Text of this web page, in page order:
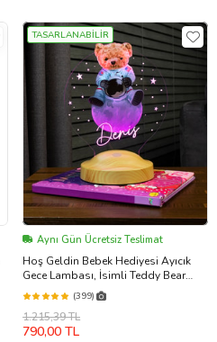
TASARLANABİLİR
Aynı Gün Ücretsiz Teslimat
Hoş Geldin Bebek Hediyesi Ayıcık
Gece Lambası, İsimli Teddy Bear
Doğum Günü Hediyesi, Çocuk Odası
Hediyesi Ayı Teddy Led Lamba
Aydınlatması
(399)
1.215,39 TL
790,00 TL